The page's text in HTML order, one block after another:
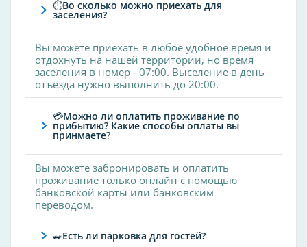
Спелеотерапия
Ингаляции
Лекарственные ингаляции
Травяные ингаляции
Щелочные ингаляции
Лечебная гимнастика
Спелеотерапия
Галотерапия
Климатотерапия
⏱Во сколько можно приехать для
заселения?
Вы можете приехать в любое удобное время и
отдохнуть на нашей территории, но время
заселения в номер - 07:00. Выселение в день
отъезда нужно выполнить до 20:00.
💳Можно ли оплатить проживание по
прибытию? Какие способы оплаты вы
принмаете?
Вы можете забронировать и оплатить
проживание только онлайн с помощью
банковской карты или банковским
переводом.
🚙Есть ли парковка для гостей?